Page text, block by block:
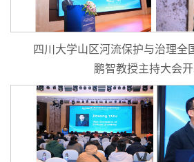
四川大学山区河流保护与治理全
鹏智教授主持大会